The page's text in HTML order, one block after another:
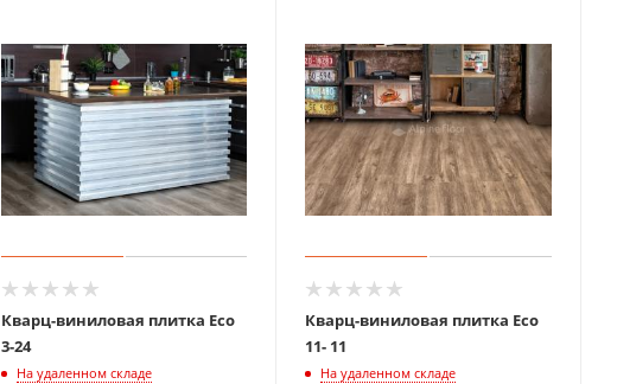
Кварц-виниловая плитка Eco
3-24
На удаленном складе
Кварц-виниловая плитка Eco
11- 11
На удаленном складе